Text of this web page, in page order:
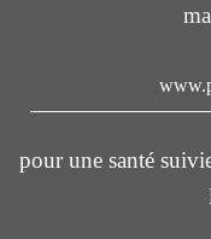
pour une santé